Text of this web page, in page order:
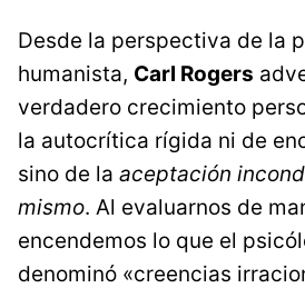
Desde la perspectiva de la
humanista, Carl Rogers
verdadero crecimiento
la autocrítica rígida ni de
sino de la aceptación
mismo. Al evaluarnos de
encendemos lo que el
denominó «creencias